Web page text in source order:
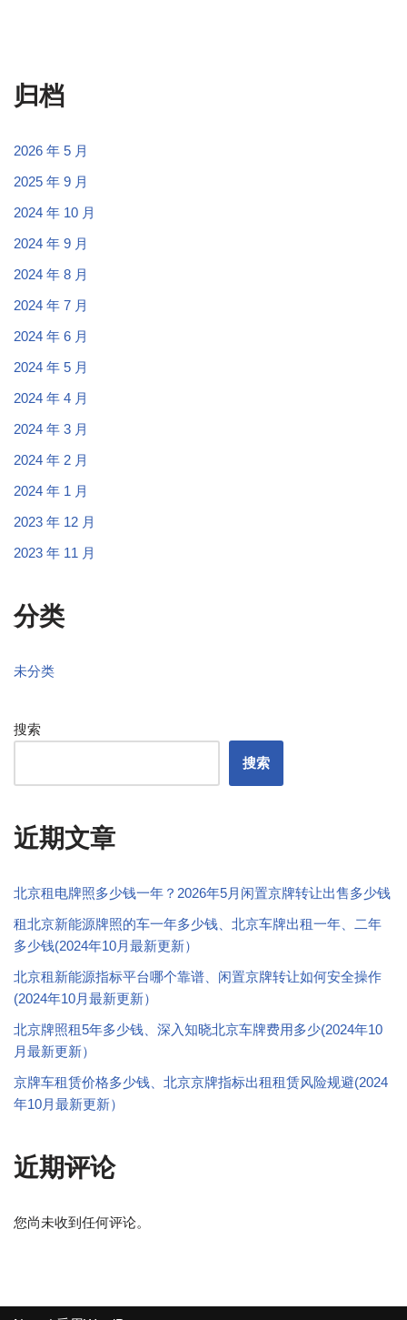
归档
2026 年 5 月
2025 年 9 月
2024 年 10 月
2024 年 9 月
2024 年 8 月
2024 年 7 月
2024 年 6 月
2024 年 5 月
2024 年 4 月
2024 年 3 月
2024 年 2 月
2024 年 1 月
2023 年 12 月
2023 年 11 月
分类
未分类
搜索
搜索
近期文章
北京租电牌照多少钱一年？2026年5月闲置京牌转让出售多少钱
租北京新能源牌照的车一年多少钱、北京车牌出租一年、二年
多少钱(2024年10月最新更新）
北京租新能源指标平台哪个靠谱、闲置京牌转让如何安全操作
(2024年10月最新更新）
北京牌照租5年多少钱、深入知晓北京车牌费用多少(2024年10
月最新更新）
京牌车租赁价格多少钱、北京京牌指标出租租赁风险规避(2024
年10月最新更新）
近期评论
您尚未收到任何评论。